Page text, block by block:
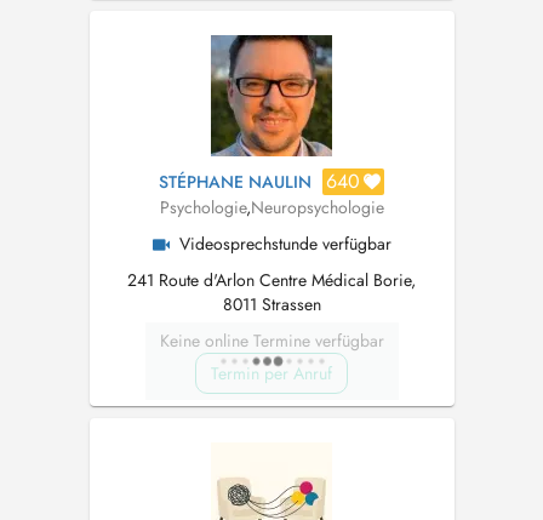
and the Université Libre de Bruxelles, the well-
being of the peo...
STÉPHANE NAULIN 640
Psychologie,Neuropsychologie
Videosprechstunde verfügbar
241 Route d'Arlon Centre Médical Borie,
8011 Strassen
Keine online Termine verfügbar
Termin per Anruf